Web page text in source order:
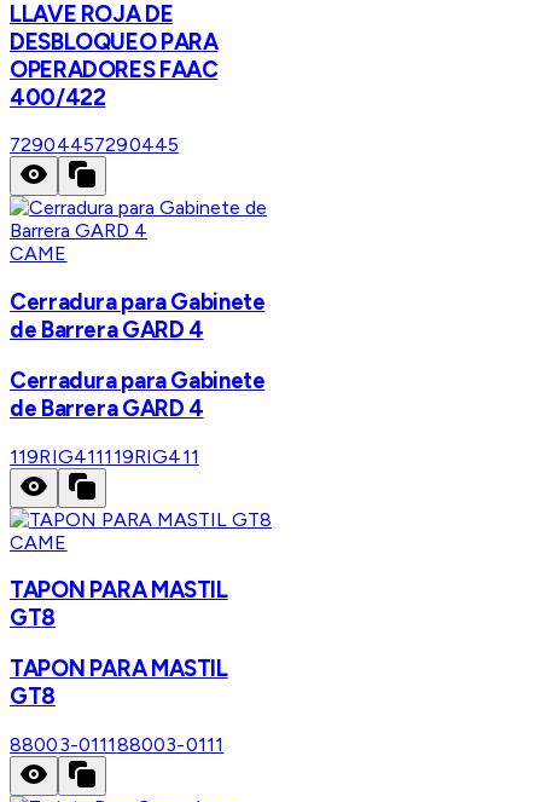
LLAVE ROJA DE
DESBLOQUEO PARA
OPERADORES FAAC
400/422
72904457290445
CAME
Cerradura para Gabinete
de Barrera GARD 4
Cerradura para Gabinete
de Barrera GARD 4
119RIG411119RIG411
CAME
TAPON PARA MASTIL
GT8
TAPON PARA MASTIL
GT8
88003-011188003-0111